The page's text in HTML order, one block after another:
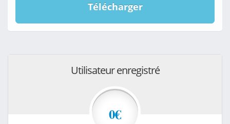
Télécharger
Utilisateur enregistré
0€